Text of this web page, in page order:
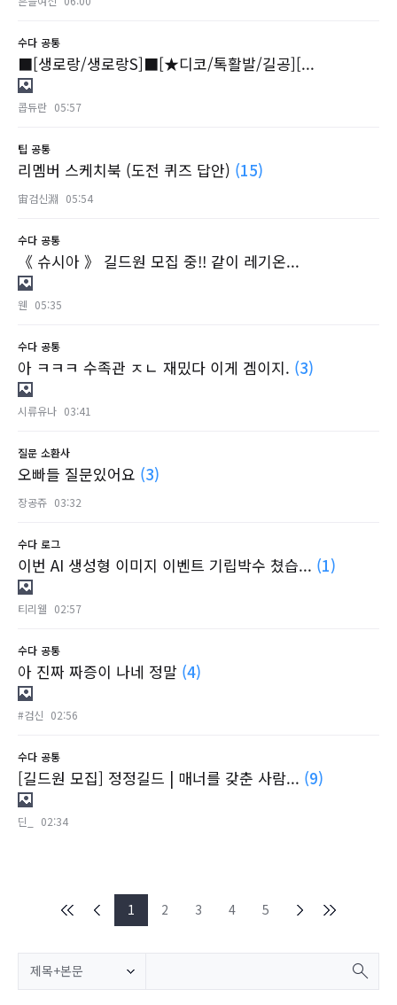
수다 공통
■[생로랑/생로랑S]■[★디코/톡활발/길공][...
콥듀란 05:57
팁 공통
리멤버 스케치북 (도전 퀴즈 답안) (15)
宙검신淵 05:54
수다 공통
《 슈시아 》 길드원 모집 중!! 같이 레기온...
웬 05:35
수다 공통
아 ㅋㅋㅋ 수족관 ㅈㄴ 재밌다 이게 겜이지. (3)
시류유나 03:41
질문 소환사
오빠들 질문있어요 (3)
장공쥬 03:32
수다 로그
이번 AI 생성형 이미지 이벤트 기립박수 쳤습... (1)
티리웰 02:57
수다 공통
아 진짜 짜증이 나네 정말 (4)
#검신 02:56
수다 공통
[길드원 모집] 정정길드 | 매너를 갖춘 사람... (9)
딘_ 02:34
1 2 3 4 5
제목+본문